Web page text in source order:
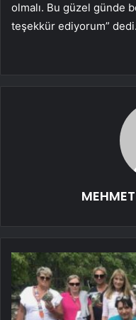
olmalı. Bu güzel günde
teşekkür ediyorum” dedi.